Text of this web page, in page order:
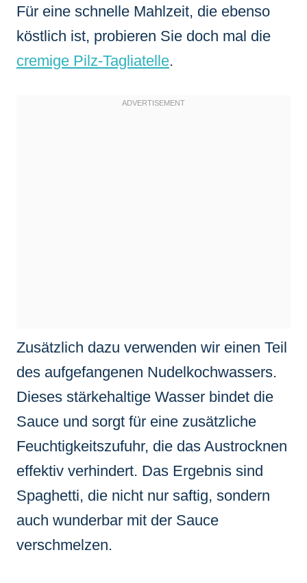
Für eine schnelle Mahlzeit, die ebenso
köstlich ist, probieren Sie doch mal die
cremige Pilz-Tagliatelle.
Zusätzlich dazu verwenden wir einen Teil
des aufgefangenen Nudelkochwassers.
Dieses stärkehaltige Wasser bindet die
Sauce und sorgt für eine zusätzliche
Feuchtigkeitszufuhr, die das Austrocknen
effektiv verhindert. Das Ergebnis sind
Spaghetti, die nicht nur saftig, sondern
auch wunderbar mit der Sauce
verschmelzen.